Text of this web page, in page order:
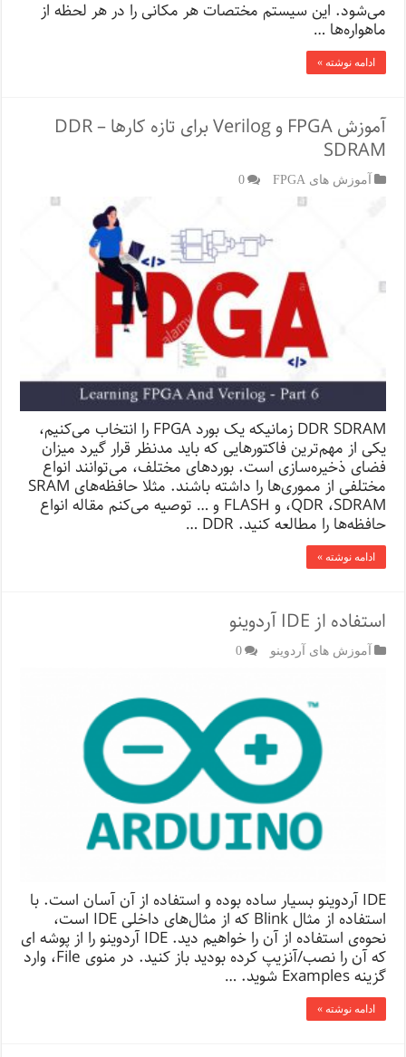
می‌شود. این سیستم مختصات هر مکانی را در هر لحظه از
ماهواره‌ها …
ادامه نوشته »
آموزش FPGA و Verilog برای تازه کارها – DDR
SDRAM
آموزش های FPGA 0
DDR SDRAM زمانیکه یک بورد FPGA را انتخاب می‌کنیم،
یکی از مهم‌ترین فاکتورهایی که باید مدنظر قرار گیرد میزان
فضای ذخیره‌سازی است. بوردهای مختلف، می‌توانند انواع
مختلفی از مموری‌ها را داشته باشند. مثلا حافظه‌های SRAM
،QDR ،SDRAM و FLASH و … توصیه می‌کنم مقاله انواع
حافظه‌ها را مطالعه کنید. DDR …
ادامه نوشته »
استفاده از IDE آردوینو
آموزش های آردوینو 0
IDE آردوینو بسیار ساده بوده و استفاده از آن آسان است. با
استفاده از مثال Blink که از مثال‌های داخلی IDE است،
نحوه‌ی استفاده از آن را خواهیم دید. IDE آردوینو را از پوشه ای
که آن را نصب/آنزیپ کرده بودید باز کنید. در منوی File، وارد
گزینه Examples شوید. …
ادامه نوشته »